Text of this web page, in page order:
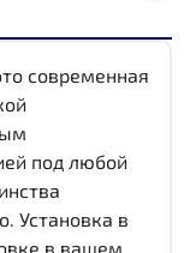
современная
под любой
Установка в
в вашем